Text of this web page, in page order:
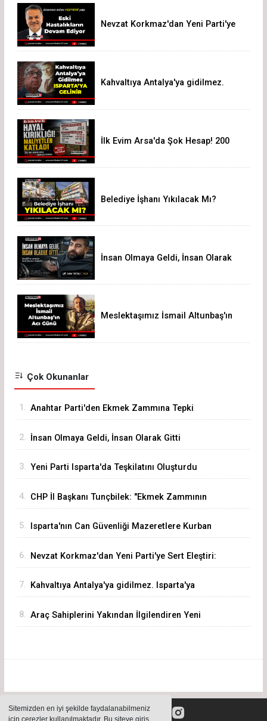
Sitemizden en iyi şekilde faydalanabilmeniz
Nevzat Korkmaz'dan Yeni Parti'ye
Kahvaltıya Antalya'ya gidilmez.
İlk Evim Arsa'da Şok Hesap! 200
Belediye İşhanı Yıkılacak Mı?
İnsan Olmaya Geldi, İnsan Olarak
Meslektaşımız İsmail Altunbaş'ın
Çok Okunanlar
1. Anahtar Parti'den Ekmek Zammına Tepki
2. İnsan Olmaya Geldi, İnsan Olarak Gitti
3. Yeni Parti Isparta'da Teşkilatını Oluşturdu
4. CHP İl Başkanı Tunçbilek: "Ekmek Zammının
5.
Isparta'nın Can Güvenliği Mazeretlere Kurban
6. Nevzat Korkmaz'dan Yeni Parti'ye Sert Eleştiri:
7. Kahvaltıya Antalya'ya gidilmez. Isparta'ya
8. Araç Sahiplerini Yakından İlgilendiren Yeni